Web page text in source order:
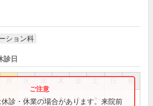
ション科
診日
祝
● ● ● ● ●
診・休業の場合があります。来院前